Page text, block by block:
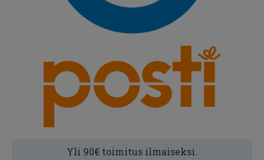
Yli 90€ toimitus ilmaiseksi.